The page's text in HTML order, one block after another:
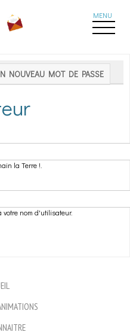
NOUVEAU MOT DE PASSE
la Terre !.
votre nom d'utilisateur.